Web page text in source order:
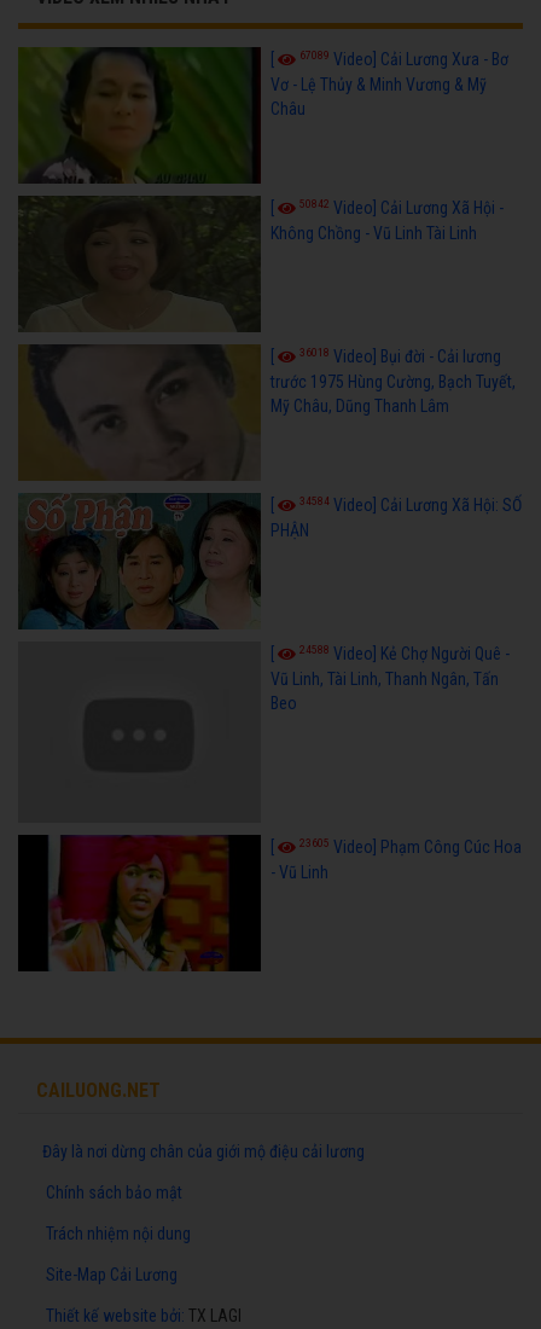
67089 Video] Cải Lương Xưa - Bơ
Vơ - Lệ Thủy & Minh Vương & Mỹ
Châu
50842 Video] Cải Lương Xã Hội -
Không Chồng - Vũ Linh Tài Linh
36018 Video] Bụi đời - Cải lương
trước 1975 Hùng Cường, Bạch Tuyết,
Mỹ Châu, Dũng Thanh Lâm
34584 Video] Cải Lương Xã Hội: SỐ
PHẬN
[ 24588 Video] Kẻ Chợ Người Quê -
Vũ Linh, Tài Linh, Thanh Ngân, Tấn
Beo
23605 Video] Phạm Công Cúc Hoa
- Vũ Linh
CAILUONG.NET
Đây là nơi dừng chân của giới mộ điệu cải lương
Chính sách bảo mật
Trách nhiệm nội dung
Site-Map Cải Lương
Thiết kế website bởi: TX LAGI